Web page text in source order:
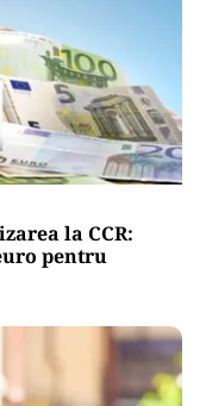
la CCR:
pentru